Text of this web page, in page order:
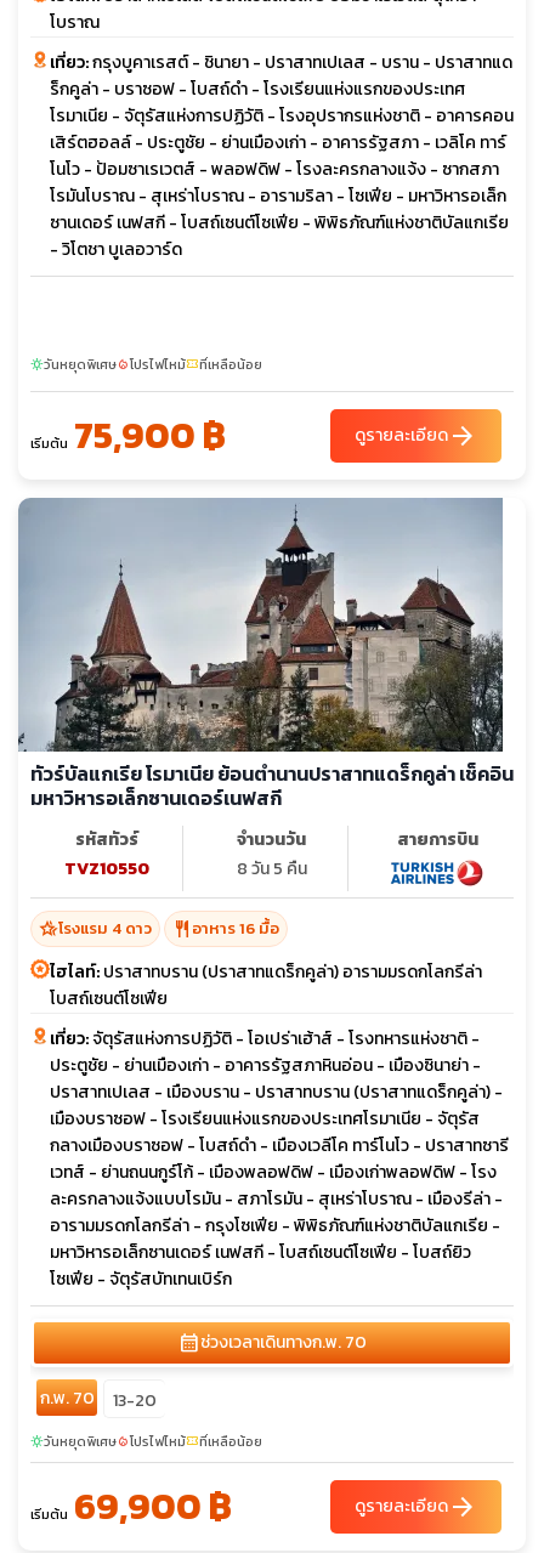
โบราณ
เที่ยว:กรุงบูคาเรสต์ - ชินายา - ปราสาทเปเลส - บราน - ปราสาทแด
ร็กคูล่า - บราซอฟ - โบสถ์ดำ - โรงเรียนแห่งแรกของประเทศ
โรมาเนีย - จัตุรัสแห่งการปฏิวัติ - โรงอุปรากรแห่งชาติ - อาคารคอน
เสิร์ตฮอลล์ - ประตูชัย - ย่านเมืองเก่า - อาคารรัฐสภา - เวลิโค ทาร์
โนโว - ป้อมซาเรเวตส์ - พลอฟดิฟ - โรงละครกลางแจ้ง - ซากสภา
โรมันโบราณ - สุเหร่าโบราณ - อารามริลา - โซเฟีย - มหาวิหารอเล็ก
ซานเดอร์ เนฟสกี - โบสถ์เซนต์โซเฟีย - พิพิธภัณฑ์แห่งชาติบัลแกเรีย
- วิโตชา บูเลอวาร์ด
sunnyวันหยุดพิเศษlocal_fire_departmentโปรไฟไหม้confirmation_numberที่เหลือน้อย
เริ่มต้น 75,900 ฿ ดูรายละเอียดarrow_forward
ทัวร์บัลแกเรีย โรมาเนีย ย้อนตำนานปราสาทแดร็กคูล่า เช็คอิน
มหาวิหารอเล็กซานเดอร์เนฟสกี
รหัสทัวร์
TVZ10550
จำนวนวัน
8 วัน 5 คืน
สายการบิน
hotel_classโรงแรม 4 ดาว restaurant อาหาร 16 มื้อ
ไฮไลท์:ปราสาทบราน (ปราสาทแดร็กคูล่า) อารามมรดกโลกรีล่า
โบสถ์เซนต์โซเฟีย
เที่ยว:จัตุรัสแห่งการปฏิวัติ - โอเปร่าเฮ้าส์ - โรงทหารแห่งชาติ -
ประตูชัย - ย่านเมืองเก่า - อาคารรัฐสภาหินอ่อน - เมืองซินาย่า -
ปราสาทเปเลส - เมืองบราน - ปราสาทบราน (ปราสาทแดร็กคูล่า) -
เมืองบราซอฟ - โรงเรียนแห่งแรกของประเทศโรมาเนีย - จัตุรัส
กลางเมืองบราซอฟ - โบสถ์ดำ - เมืองเวลีโค ทาร์โนโว - ปราสาทซารี
เวทส์ - ย่านถนนกูร์โก้ - เมืองพลอฟดิฟ - เมืองเก่าพลอฟดิฟ - โรง
ละครกลางแจ้งแบบโรมัน - สภาโรมัน - สุเหร่าโบราณ - เมืองรีล่า -
อารามมรดกโลกรีล่า - กรุงโซเฟีย - พิพิธภัณฑ์แห่งชาติบัลแกเรีย -
มหาวิหารอเล็กซานเดอร์ เนฟสกี - โบสถ์เซนต์โซเฟีย - โบสถ์ยิว
โซเฟีย - จัตุรัสบัทเทนเบิร์ก
calendar_monthช่วงเวลาเดินทางก.พ. 70
ก.พ. 70 13-20
sunnyวันหยุดพิเศษlocal_fire_departmentโปรไฟไหม้confirmation_numberที่เหลือน้อย
เริ่มต้น 69,900 ฿ ดูรายละเอียดarrow_forward